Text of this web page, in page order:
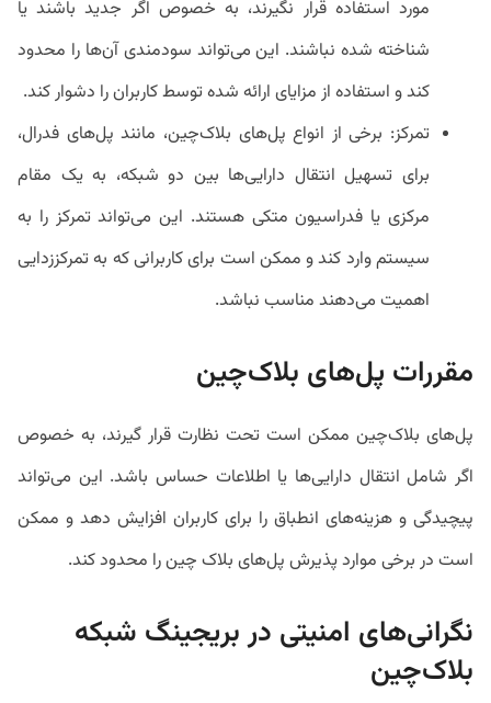
مورد استفاده قرار نگیرند، به خصوص اگر جدید باشند یا
شناخته شده نباشند. این می‌تواند سودمندی آن‌ها را محدود
کند و استفاده از مزایای ارائه شده توسط کاربران را دشوار کند.
تمرکز: برخی از انواع پل‌های بلاک‌چین، مانند پل‌های فدرال،
برای تسهیل انتقال دارایی‌ها بین دو شبکه، به یک مقام
مرکزی یا فدراسیون متکی هستند. این می‌تواند تمرکز را به
سیستم وارد کند و ممکن است برای کاربرانی که به تمرکززدایی
اهمیت می‌دهند مناسب نباشد.
مقررات پل‌های بلاک‌چین
پل‌های بلاک‌چین ممکن است تحت نظارت قرار گیرند، به خصوص
اگر شامل انتقال دارایی‌ها یا اطلاعات حساس باشد. این می‌تواند
پیچیدگی و هزینه‌های انطباق را برای کاربران افزایش دهد و ممکن
است در برخی موارد پذیرش پل‌های بلاک چین را محدود کند.
نگرانی‌های امنیتی در بریجینگ شبکه‌
بلاک‌چین